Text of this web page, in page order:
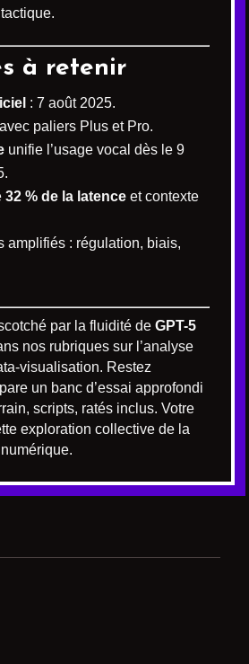
à retenir
: 7 août 2025.
paliers Plus et Pro.
unifie l’usage vocal dès le 9
32 % de la latence et contexte
amplifiés : régulation, biais,
par la fluidité de GPT-5
nos rubriques sur l’analyse
visualisation. Restez
un banc d’essai approfondi
scripts, ratés inclus. Votre
exploration collective de la